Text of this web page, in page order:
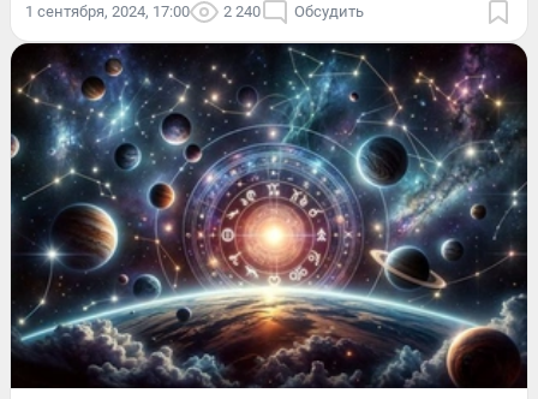
1 сентября, 2024, 17:00 2 240 Обсудить